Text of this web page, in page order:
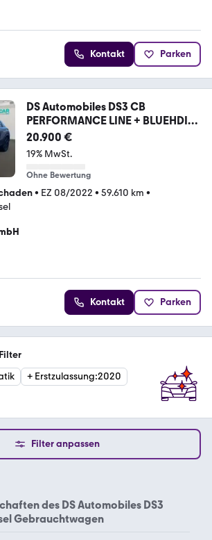
Kontakt Parken
DS Automobiles DS3 CB
PERFORMANCE LINE + BLUEHDI
130,AUT,NAVI,T
20.900 €
19% MwSt.
Ohne Bewertung
• EZ 08/2022 • 59.610 km •
Kontakt Parken
+ Erstzulassung:2020
Filter anpassen
des DS Automobiles DS3
Gebrauchtwagen